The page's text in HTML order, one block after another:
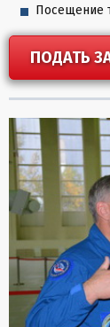
Посещение
ПОДАТЬ